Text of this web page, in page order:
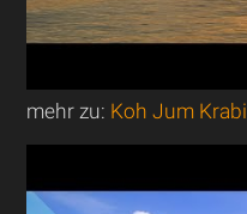
mehr zu: Koh Jum Krabi